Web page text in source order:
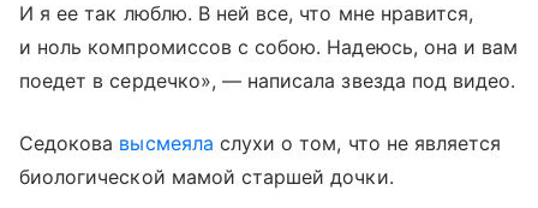
И я ее так люблю. В ней все, что мне нравится,
и ноль компромиссов с собою. Надеюсь, она и вам
поедет в сердечко», — написала звезда под видео.
Седокова высмеяла слухи о том, что не является
биологической мамой старшей дочки.